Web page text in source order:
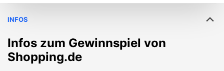
INFOS
Infos zum Gewinnspiel von
Shopping.de